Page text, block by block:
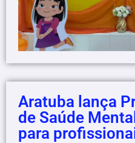
Aratuba lança
de Saúde
para